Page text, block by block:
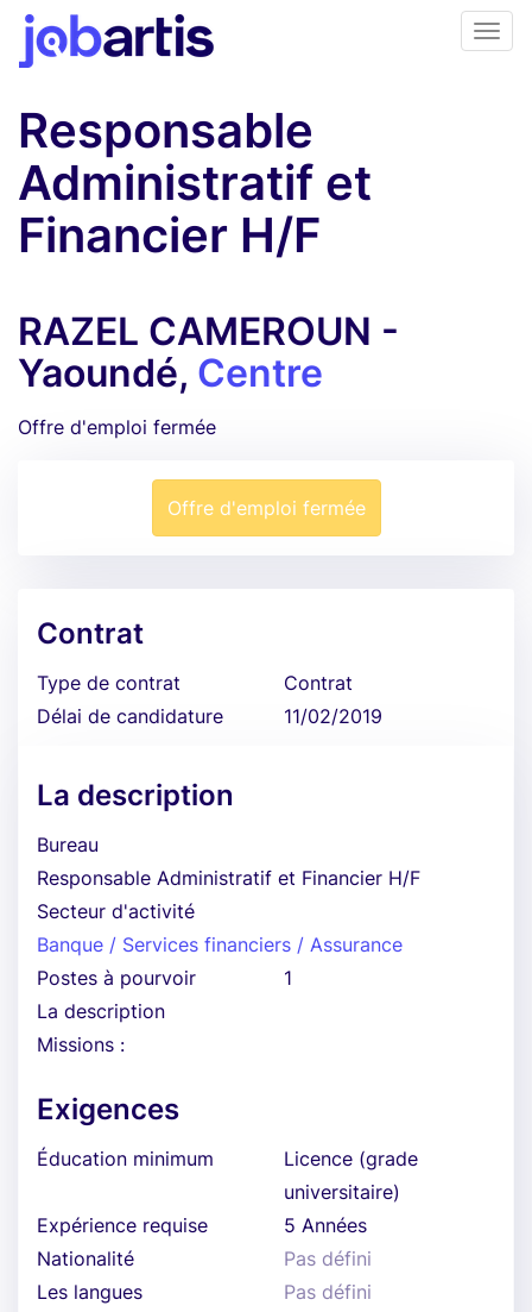
Responsable
Administratif et
Financier H/F
RAZEL CAMEROUN -
Yaoundé, Centre
Offre d'emploi fermée
Offre d'emploi fermée
Contrat
Type de contrat
Contrat
Délai de candidature
11/02/2019
La description
Bureau
Responsable Administratif et Financier H/F
Secteur d'activité
Banque / Services financiers / Assurance
Postes à pourvoir
1
La description
Missions :
Exigences
Éducation minimum
Licence (grade
universitaire)
Expérience requise
5 Années
Nationalité
Pas défini
Les langues
Pas défini